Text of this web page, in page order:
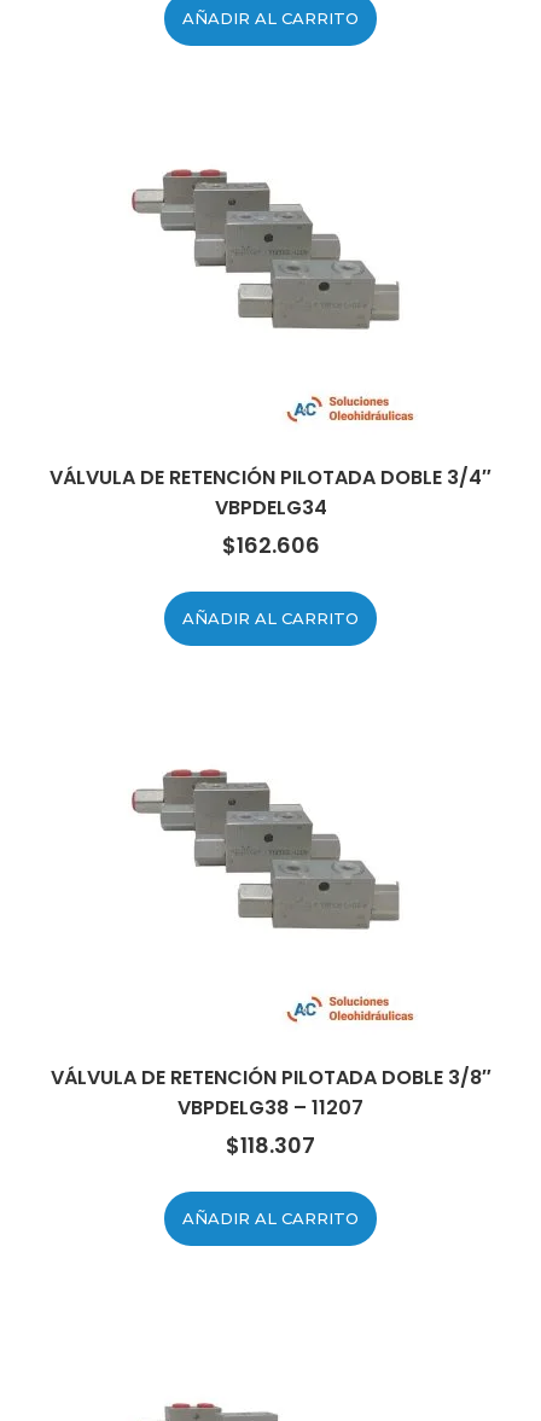
AÑADIR AL CARRITO
VÁLVULA DE RETENCIÓN PILOTADA DOBLE 3/4″
VBPDELG34
$162.606
AÑADIR AL CARRITO
VÁLVULA DE RETENCIÓN PILOTADA DOBLE 3/8″
VBPDELG38 – 11207
$118.307
AÑADIR AL CARRITO